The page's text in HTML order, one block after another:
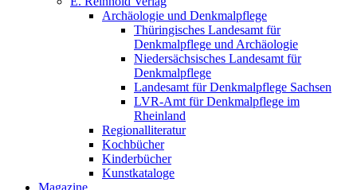
Archäologie und Denkmalpflege
Thüringisches Landesamt für
Denkmalpflege und Archäologie
Niedersächsisches Landesamt für
Denkmalpflege
Landesamt für Denkmalpflege Sachsen
LVR-Amt für Denkmalpflege im
Rheinland
Regionalliteratur
Kochbücher
Kinderbücher
Kunstkataloge
Magazine